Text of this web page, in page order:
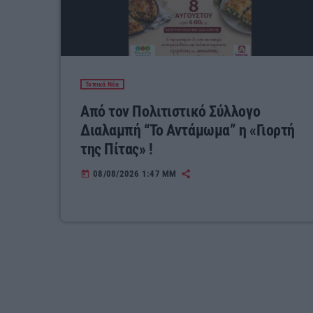
Τοπικά Νέα
Από τον Πολιτιστικό Σύλλογο
Διαλαμπή “Το Αντάμωμα” η «Γιορτή
της Πίτας» !
today 08/08/2026 1:47 ΜΜ